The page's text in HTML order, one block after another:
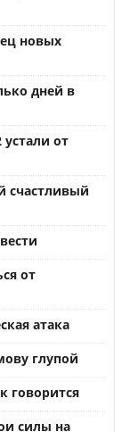
новых
дней в
от
счастливый
от
атака
глупой
говорится
силы на